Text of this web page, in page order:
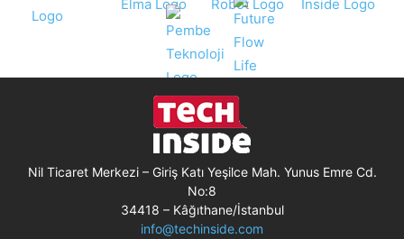
Nil Ticaret Merkezi – Giriş Katı Yeşilce Mah. Yunus Emre Cd.
No:8
34418 – Kâğıthane/İstanbul
info@techinside.com